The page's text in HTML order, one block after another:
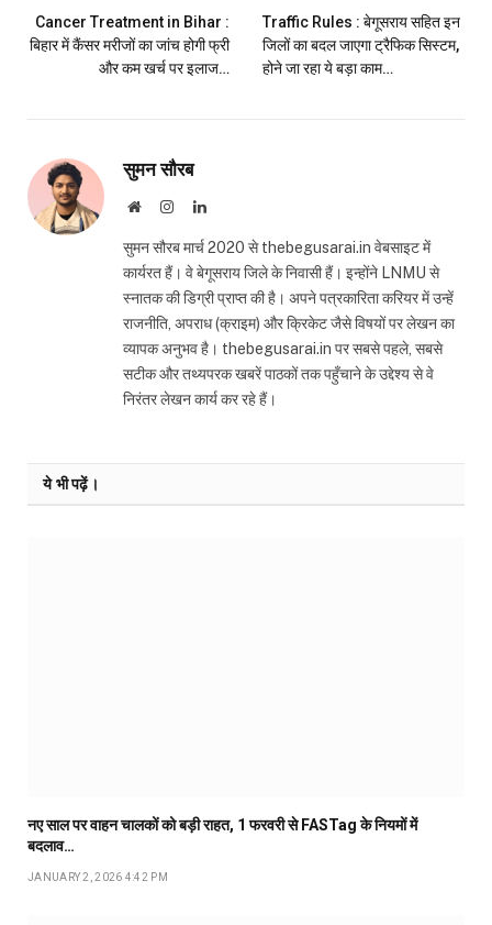
Cancer Treatment in Bihar :
बिहार में कैंसर मरीजों का जांच होगी फ्री
और कम खर्च पर इलाज…
Traffic Rules : बेगूसराय सहित इन
जिलों का बदल जाएगा ट्रैफिक सिस्टम,
होने जा रहा ये बड़ा काम…
सुमन सौरब
WebsiteInstagramLinkedIn
सुमन सौरब मार्च 2020 से thebegusarai.in वेबसाइट में
कार्यरत हैं। वे बेगूसराय जिले के निवासी हैं। इन्होंने LNMU से
स्नातक की डिग्री प्राप्त की है। अपने पत्रकारिता करियर में उन्हें
राजनीति, अपराध (क्राइम) और क्रिकेट जैसे विषयों पर लेखन का
व्यापक अनुभव है। thebegusarai.in पर सबसे पहले, सबसे
सटीक और तथ्यपरक खबरें पाठकों तक पहुँचाने के उद्देश्य से वे
निरंतर लेखन कार्य कर रहे हैं।
ये भी पढ़ें।
नए साल पर वाहन चालकों को बड़ी राहत, 1 फरवरी से FASTag के नियमों में
बदलाव…
JANUARY 2, 2026 4:42 PM